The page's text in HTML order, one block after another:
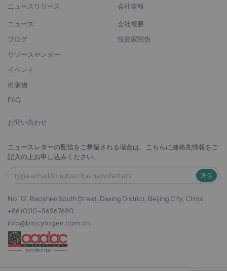
ニュースリリース
ニュース
ブログ
リソースセンター
イベント
出版物
FAQ
会社情報
会社概要
投資家関係
お問い合わせ
ニュースレターの配信をご希望される場合は、こちらに連絡先情報をご
記入の上お申し込みください。
送信
No. 12, Baoshen South Street, Daxing District, Beijing City, China
+86 (0)10-56967680
info@biocytogen.com.cn